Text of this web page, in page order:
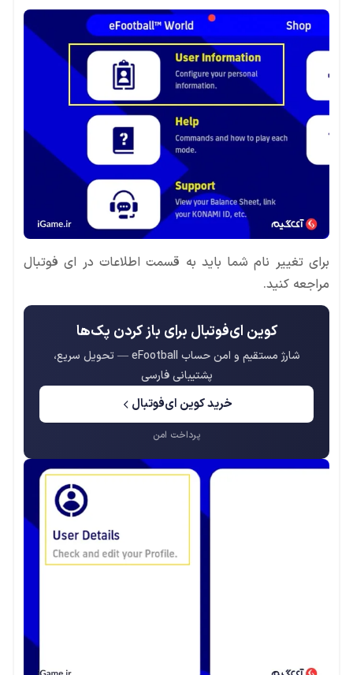
برای تغییر نام شما باید به قسمت اطلاعات در ای فوتبال
مراجعه کنید.
کوین ای‌فوتبال برای باز کردن پک‌ها
شارژ مستقیم و امن حساب eFootball — تحویل سریع،
پشتیبانی فارسی
خرید کوین ای‌فوتبال
پرداخت امن